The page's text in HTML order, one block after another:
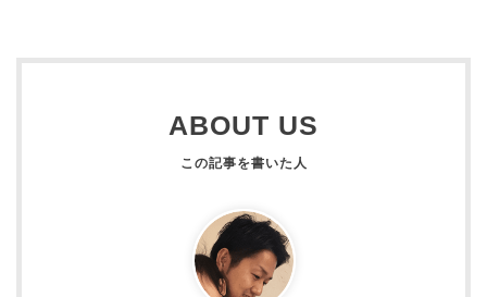
ABOUT US